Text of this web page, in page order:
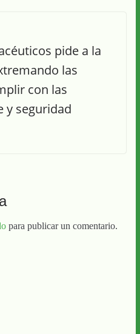
pide a la
las
con las
y seguridad
para publicar un comentario.